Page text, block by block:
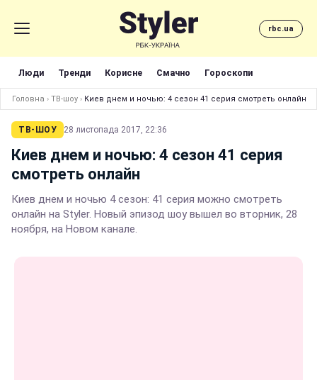
rbc.ua
Люди Тренди Корисне Смачно Гороскопи
Головна › ТВ-шоу › Киев днем и ночью: 4 сезон 41 серия смотреть онлайн
ТВ-ШОУ 28 листопада 2017, 22:36
Киев днем и ночью: 4 сезон 41 серия
смотреть онлайн
Киев днем и ночью 4 сезон: 41 серия можно смотреть
онлайн на Styler. Новый эпизод шоу вышел во вторник, 28
ноября, на Новом канале.